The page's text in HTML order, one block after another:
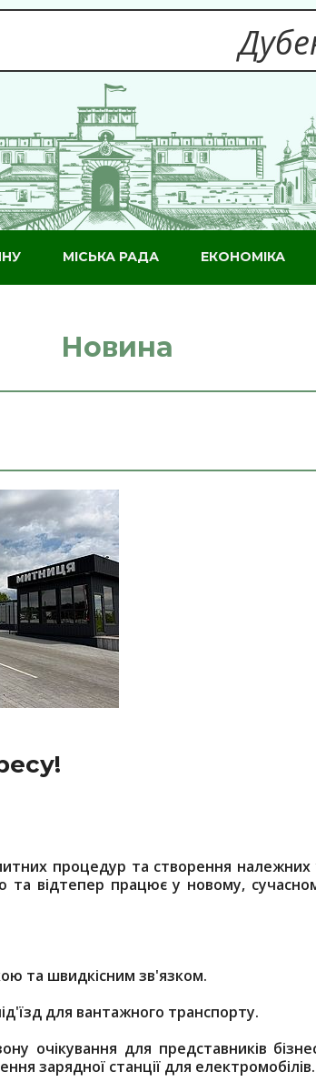
МІСЬКА РАДА ЕКОНОМІКА
Новина
процедур та створення належних
та відтепер працює у новому,
та швидкісним зв'язком.
для вантажного транспорту.
очікування для представників
зарядної станції для електромобілів.